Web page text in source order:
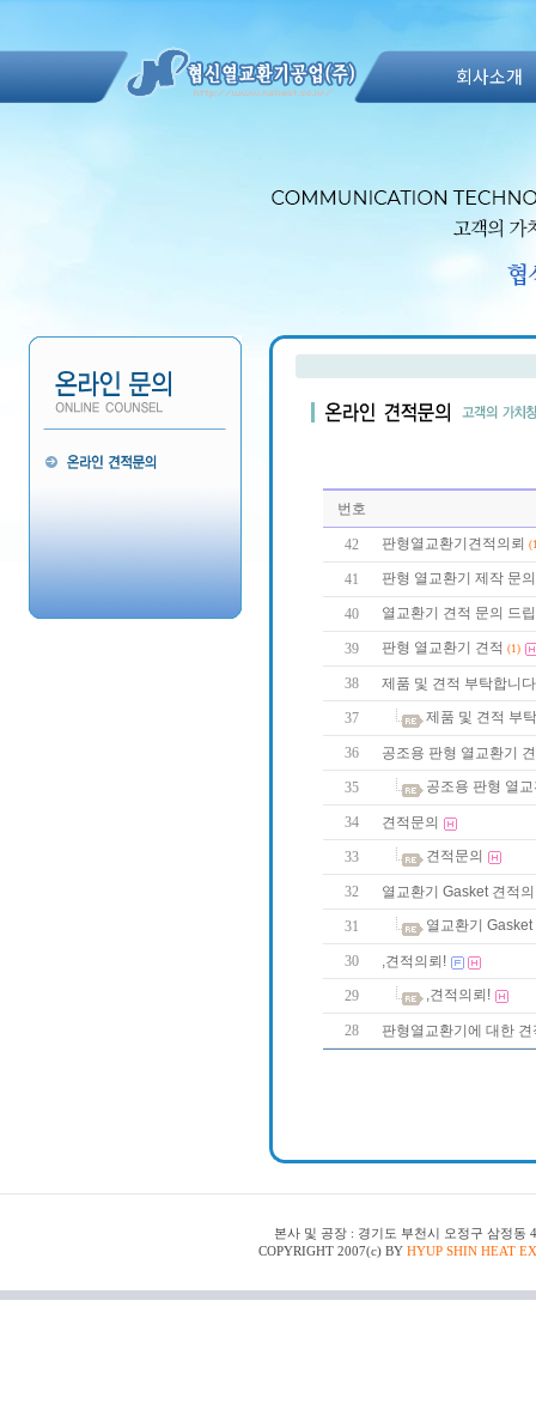
회사소개
번호
42 판형열교환기견적의뢰
41 판형 열교환기 제작 문
40 열교환기 견적 문의 드
39 판형 열교환기 견적 (1)
38 제품 및 견적 부탁합니다
37 제품 및 견적 부
36 공조용 판형 열교환기
35 공조용 판형 열
34 견적문의
33 견적문의
32 열교환기 Gasket 견적
31 열교환기
30 ,견적의뢰!
29 ,견적의뢰!
28 판형열교환기에 대한
본사 및 공장 : 경기도 부천시 오정구 삼정
COPYRIGHT 2007(c) BY HYUP SHIN HEAT